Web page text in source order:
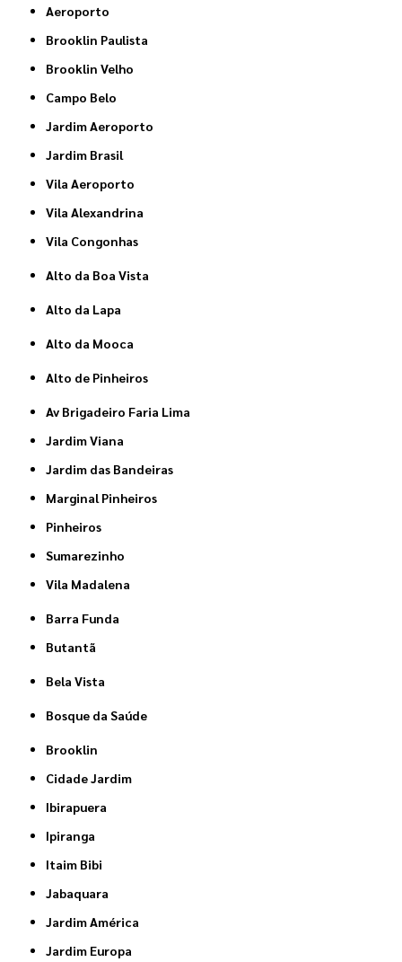
Aeroporto
Brooklin Paulista
Brooklin Velho
Campo Belo
Jardim Aeroporto
Jardim Brasil
Vila Aeroporto
Vila Alexandrina
Vila Congonhas
Alto da Boa Vista
Alto da Lapa
Alto da Mooca
Alto de Pinheiros
Av Brigadeiro Faria Lima
Jardim Viana
Jardim das Bandeiras
Marginal Pinheiros
Pinheiros
Sumarezinho
Vila Madalena
Barra Funda
Butantã
Bela Vista
Bosque da Saúde
Brooklin
Cidade Jardim
Ibirapuera
Ipiranga
Itaim Bibi
Jabaquara
Jardim América
Jardim Europa